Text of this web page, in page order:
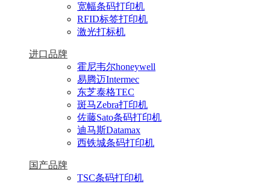
宽幅条码打印机
RFID标签打印机
激光打标机
进口品牌
霍尼韦尔honeywell
易腾迈Intermec
东芝泰格TEC
斑马Zebra打印机
佐藤Sato条码打印机
迪马斯Datamax
西铁城条码打印机
国产品牌
TSC条码打印机